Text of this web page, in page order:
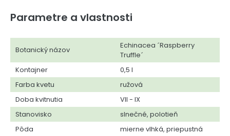
Parametre a vlastnosti
Botanický názov
Echinacea ´Raspberry
Truffle´
Kontajner
0,5 l
Farba kvetu
ružová
Doba kvitnutia
VII - IX
Stanovisko
slnečné, polotieň
Pôda
mierne vlhká, priepustná